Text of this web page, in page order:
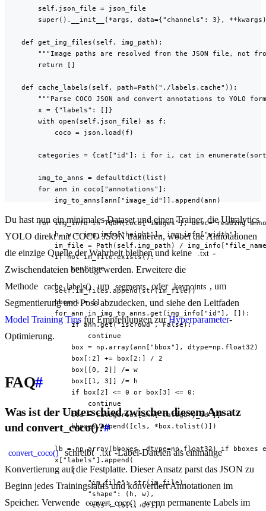
        self.json_file = json_file
        super().__init__(*args, data={"channels": 3}, **kwargs)
    def get_img_files(self, img_path):
"""Image paths are resolved from the JSON file, not
        return []
    def cache_labels(self, path=Path("./labels.cache")):
"""Parse COCO JSON and convert annotations to YOLO
        x = {"labels": []}
        with open(self.json_file) as f:
            coco = json.load(f)
categories = {cat["id"]: i for i, cat in
        img_to_anns = defaultdict(list)
        for ann in coco["annotations"]:
            img_to_anns[ann["image_id"]].append(ann)
for img_info in TQDM(coco["images"], desc="reading
            h, w = img_info["height"], img_info["width"]
im_file = Path(self.img_path) /
            if not im_file.exists():
                continue
            self.im_files.append(str(im_file))
            bboxes = []
            for ann in img_to_anns.get(img_info["id"], []):
                if ann.get("iscrowd", False):
                    continue
                box = np.array(ann["bbox"], dtype=np.float32)
                box[:2] += box[2:] / 2
                box[[0, 2]] /= w
                box[[1, 3]] /= h
                if box[2] <= 0 or box[3] <= 0:
                    continue
                cls = categories[ann["category_id"]]
                bboxes.append([cls, *box.tolist()])
lb = np.array(bboxes, dtype=np.float32) if bboxes
            x["labels"].append(
                {
                    "im_file": str(im_file),
                    "shape": (h, w),
                    "cls": lb[:, 0:1],
Du hast nun ein minimales Dataset und einen Trainer, die Ultralytics
YOLO direkt mit COCO JSON trainieren, wobei die Annotationen
die einzige Quelle der Wahrheit bleiben und keine
.txt -
Zwischendateien benötigt werden. Erweitere die
Methode
cache_labels() um segments oder keypoints , um
Segmentierung und Pose abzudecken, und siehe den Leitfaden
Model Training Tips für Empfehlungen zurHyperparameter-
Optimierung.
FAQ#
Was ist der Unterschied zwischen diesem Ansatz
und convert_coco()?#
convert_coco() schreibt .txt -Label-Dateien als einmalige
Konvertierung auf die Festplatte. Dieser Ansatz parst das JSON zu
Beginn jedes Trainingslaufs und konvertiert Annotationen im
Speicher. Verwende
convert_coco() , wenn permanente Labels im